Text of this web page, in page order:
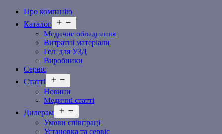
Про компанію
Каталог
меню
Медичне обладнання
Витратні матеріали
Гелі для УЗД
Виробники
Сервіс
Статті
меню
Новини
Медичні статті
Дилерам
меню
Умови співпраці
Установка та сервіс